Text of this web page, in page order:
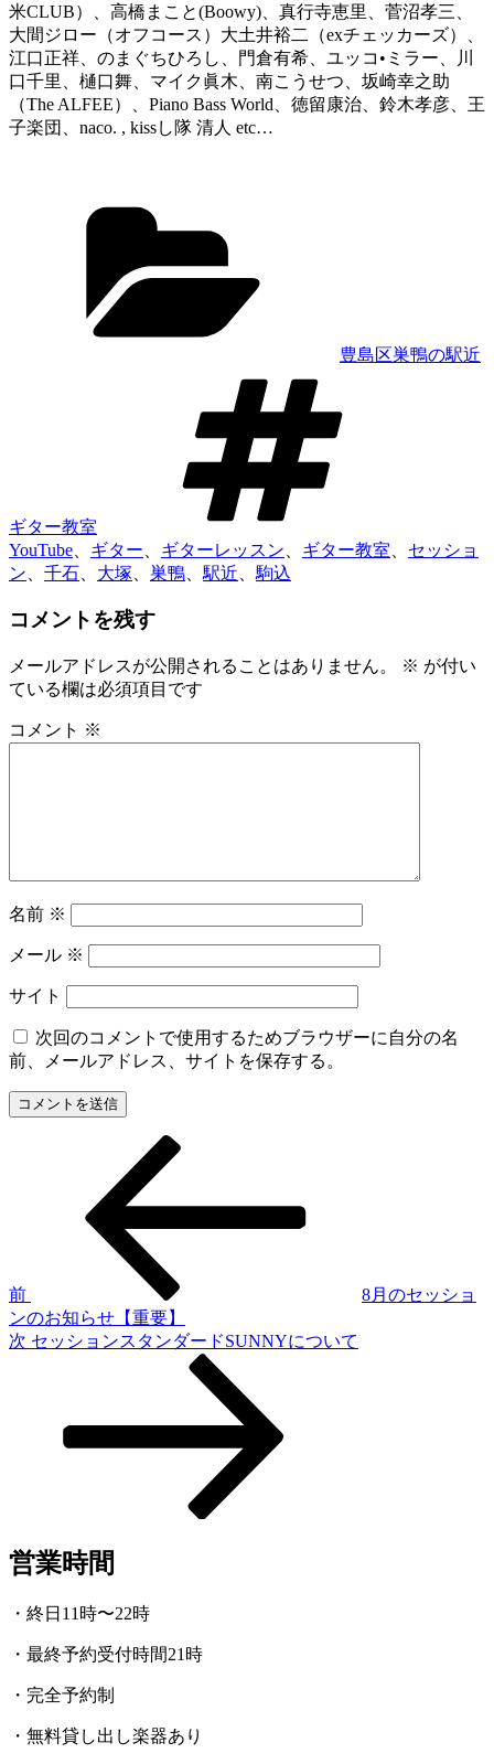
米CLUB）、高橋まこと(Boowy)、真行寺恵里、菅沼孝三、
大間ジロー（オフコース）大土井裕二（exチェッカーズ）、
江口正祥、のまぐちひろし、門倉有希、ユッコ•ミラー、川
口千里、樋口舞、マイク眞木、南こうせつ、坂崎幸之助
（The ALFEE）、Piano Bass World、徳留康治、鈴木孝彦、王
子楽団、naco. , kissし隊 清人 etc…
豊島区巣鴨の駅近
ギター教室
YouTube ギター ギターレッスン ギター教室
セッショ
ン
千石 大塚 巣鴨 駅近 駒込
コメントを残す
メールアドレスが公開されることはありません。 ※ が付い
ている欄は必須項目です
コメント ※
名前 ※
メール ※
サイト
次回のコメントで使用するためブラウザーに自分の名
前、メールアドレス、サイトを保存する。
ゲ
ー
前
8月のセッショ
ンのお知らせ【重要】
次
次 セッションスタンダードSUNNYについて
営業時間
・終日11時〜22時
・最終予約受付時間21時
・完全予約制
・無料貸し出し楽器あり